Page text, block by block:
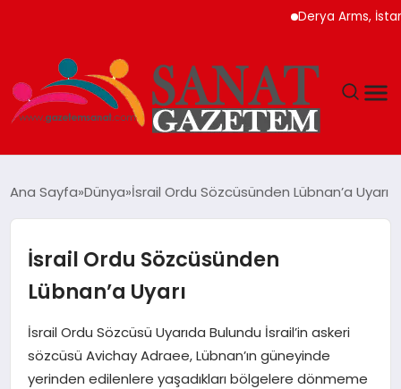
Derya Arms, İstanbul
TEKNOLOJI
SIYASET
YAŞAM
Ana Sayfa Dünya İsrail Ordu Sözcüsünden Lübnan’a Uyarı
İsrail Ordu Sözcüsünden
Lübnan’a Uyarı
İsrail Ordu Sözcüsü Uyarıda Bulundu İsrail’in askeri
sözcüsü Avichay Adraee, Lübnan’ın güneyinde
yerinden edilenlere yaşadıkları bölgelere dönmeme